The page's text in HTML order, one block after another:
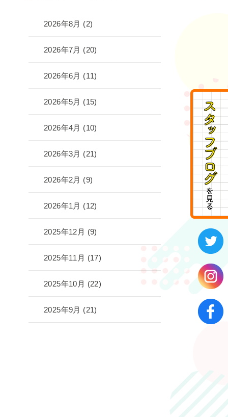
2026年8月 (2)
2026年7月 (20)
2026年6月 (11)
2026年5月 (15)
2026年4月 (10)
2026年3月 (21)
2026年2月 (9)
2026年1月 (12)
2025年12月 (9)
2025年11月 (17)
2025年10月 (22)
2025年9月 (21)